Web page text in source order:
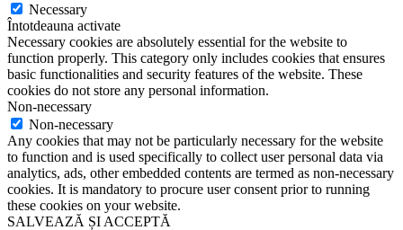
Necessary
Întotdeauna activate
Necessary cookies are absolutely essential for the website to
function properly. This category only includes cookies that ensures
basic functionalities and security features of the website. These
cookies do not store any personal information.
Non-necessary
Non-necessary
Any cookies that may not be particularly necessary for the website
to function and is used specifically to collect user personal data via
analytics, ads, other embedded contents are termed as non-necessary
cookies. It is mandatory to procure user consent prior to running
these cookies on your website.
SALVEAZĂ ȘI ACCEPTĂ